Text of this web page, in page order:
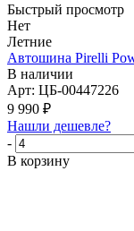
Быстрый просмотр
Нет
Летние
Автошина Pirelli
В наличии
Арт: ЦБ-00447226
9 990 ₽
Нашли дешевле?
-
В корзину